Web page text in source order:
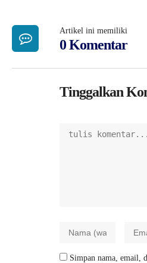
Artikel ini memiliki
0 Komentar
Tinggalkan
Simpan nama, email,